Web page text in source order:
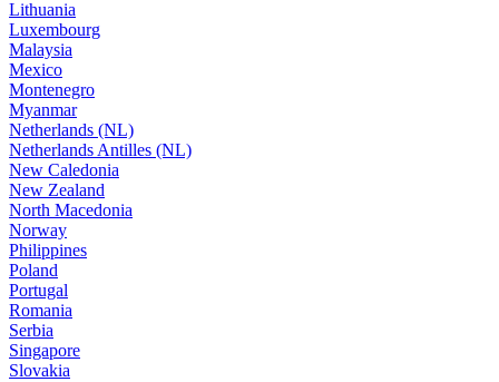
Lithuania
Luxembourg
Malaysia
Mexico
Montenegro
Myanmar
Netherlands (NL)
Netherlands Antilles (NL)
New Caledonia
New Zealand
North Macedonia
Norway
Philippines
Poland
Portugal
Romania
Serbia
Singapore
Slovakia